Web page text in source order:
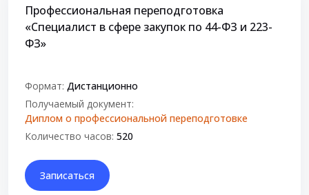
Профессиональная переподготовка
«Специалист в сфере закупок по 44-ФЗ и 223-
ФЗ»
Формат: Дистанционно
Получаемый документ:
Диплом о профессиональной переподготовке
Количество часов: 520
Записаться